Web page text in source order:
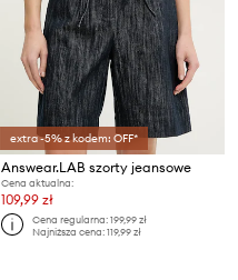
extra -5% z kodem: OFF*
Answear.LAB szorty jeansowe
Cena aktualna:
109,99 zł
Cena regularna:199,99 zł
Najniższa cena:119,99 zł